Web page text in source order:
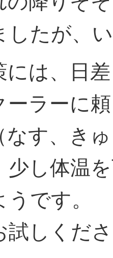
したが、
には、日
ーラーに
なす、き
少し体温
です。
試しくだ